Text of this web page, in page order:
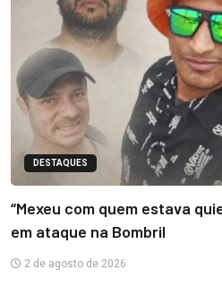
DESTAQUES
“Mexeu com quem estava
em ataque na Bombril
2 de agosto de 2026